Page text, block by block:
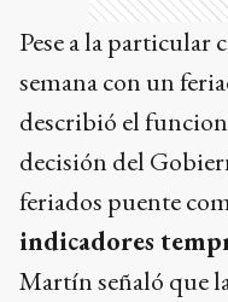
Pese a la
semana con un
describió el
decisión del
feriados puente
indicadores
Martín señaló que